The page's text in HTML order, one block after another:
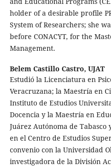
holder of a desirable profile
System of Researchers; she
before CONACYT, for the
Management.
Belem Castillo Castro, UJAT
Estudió la Licenciatura en
Veracruzana; la Maestría en
Instituto de Estudios
Docencia y la Maestría en
Juárez Autónoma de
en el Centro de Estudios
convenio con la Universidad
investigadora de la División